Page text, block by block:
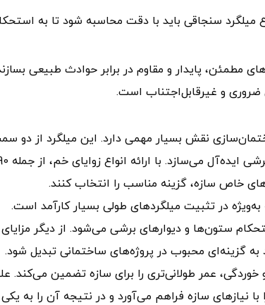
میلگرد سنجاقی باید با دقت محاسبه شود تا به
مطمئن، پایدار و مقاوم در برابر حوادث طبیعی
ضروری و غیرقابل‌اجتناب است.
نقش بسیار مهمی دارد. این میلگرد از دو
در تثبیت میلگردهای طولی بسیار کارآمد است.
ستون‌ها و دیوارهای برشی می‌شود. از دیگر مزایای
گزینه‌ای محبوب در پروژه‌های ساختمانی تبدیل شود.
عمر طولانی‌تری را برای سازه تضمین می‌کند.
نیازهای سازه فراهم می‌آورد و در نتیجه آن را به یکی